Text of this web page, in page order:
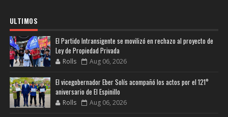
ULTIMOS
El Partido Intransigente se movilizó en rechazo al proyecto de
Ley de Propiedad Privada
Rolls Aug 06, 2026
El vicegobernador Eber Solís acompañó los actos por el 121°
aniversario de El Espinillo
Rolls Aug 06, 2026